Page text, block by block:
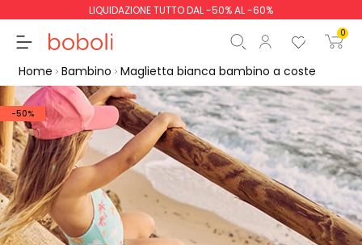
LIQUIDAZIONE TUTTO DAL -50% AL -60%
0
Totale parziale 0,00 €
Totale 0,00 €
Continua Inizio ordine
Home Bambino Maglietta bianca bambino a coste
-50%